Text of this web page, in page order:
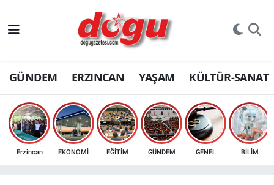
GÜNDEM ERZINCAN YAŞAM KÜLTÜR-SANAT
Erzincan EKONOMİ EĞİTİM GÜNDEM GENEL BİLİM
ERZINCAN
GÜNDEM
ERZİNCAN FOTOĞRAFLARI
SAĞLIK